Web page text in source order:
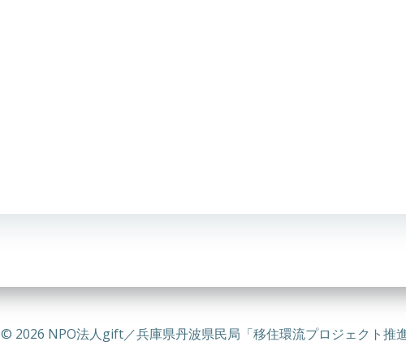
© 2026 NPO法人gift／兵庫県丹波県民局「移住環流プロジェクト推